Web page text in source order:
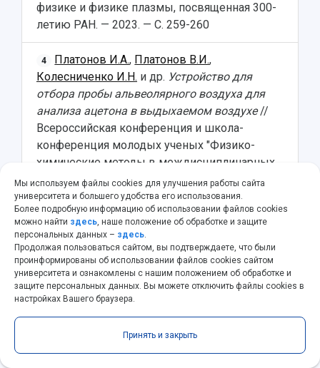
физике и физике плазмы, посвященная 300-
летию РАН. — 2023. — С. 259-260
4 Платонов И.А., Платонов В.И.,
Колесниченко И.Н. и др. Устройство для
отбора пробы альвеолярного воздуха для
анализа ацетона в выдыхаемом воздухе//
Всероссийская конференция и школа-
конференция молодых ученых "Физико-
химические методы в междисциплинарных
экологических исследованиях". — 2023. — С.
56-57
5 Платонов И.А.,Платонов В.И.
Колесниченко И.Н.и др. МИКРОФЛЮИДНЫЕ
ХРОМАТОГРАФИЧЕСКИЕ СИСТЕМЫ ДЛЯ
АНАЛИЗА ВЫДЫХАЕМОГО ВОЗДУХА // XXI
Всероссийская молодежная Самарская
конкурс-конференция по оптике, лазерной
физике и физике плазмы, посвященная 300-
летию РАН. — 2023. — С. 84-85
Мы используем файлы cookies для улучшения работы сайта
университета и большего удобства его использования.
Более подробную информацию об использовании файлов cookies
можно найти здесь, наше положение об обработке и защите
персональных данных – здесь.
Продолжая пользоваться сайтом, вы подтверждаете, что были
проинформированы об использовании файлов cookies сайтом
университета и ознакомлены с нашим положением об обработке и
защите персональных данных. Вы можете отключить файлы cookies в
настройках Вашего браузера.
Принять и закрыть